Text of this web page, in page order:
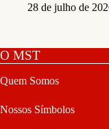
28 de julho de
O MST
Quem Somos
Nossos Símbolos